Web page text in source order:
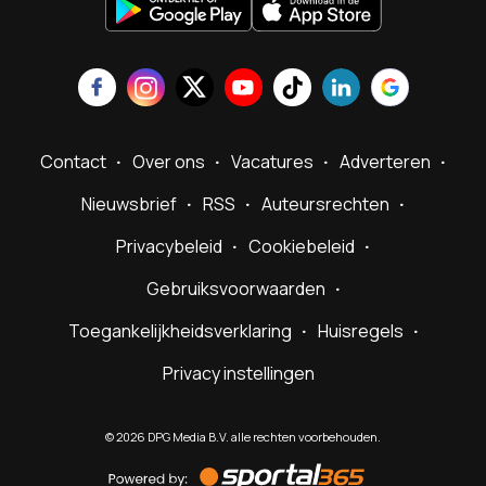
Contact Over ons Vacatures
Adverteren
Nieuwsbrief
RSS
Auteursrechten
Privacybeleid
Cookiebeleid
Gebruiksvoorwaarden
Toegankelijkheidsverklaring
Huisregels
Privacy instellingen
©2026 DPG Media B.V. alle rechten voorbehouden.
by